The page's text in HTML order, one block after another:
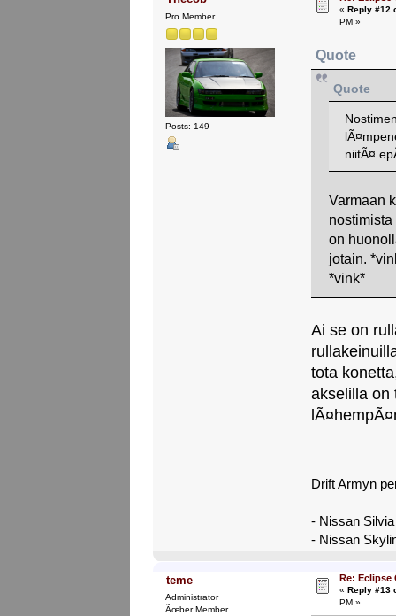
Pro Member
Posts: 149
« Reply #12
PM »
Quote
Quote
niitÃ¤
Varmaan
on
jotain.
*vink*
Ai se on
tota
akselilla on
Drift Armyn
- Nissan
- Nissan
teme
Administrator
Ãœber Member
Re: Eclipse
« Reply #13
PM »